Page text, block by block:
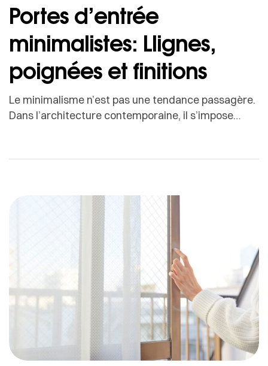
Portes d’entrée
minimalistes: Llignes,
poignées et finitions
Le minimalisme n’est pas une tendance passagère.
Dans l’architecture contemporaine, il s’impose
minimaliste en est l’une des expressions les plus
façade, elle donne immédiatement le ton de